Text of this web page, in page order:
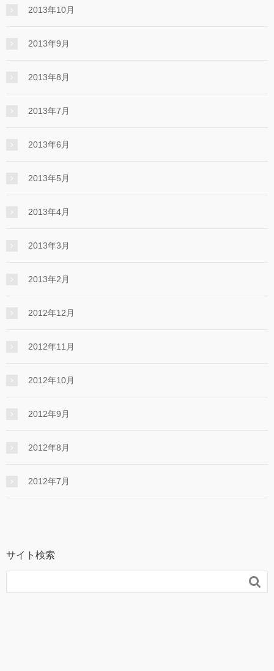
2013年10月
2013年9月
2013年8月
2013年7月
2013年6月
2013年5月
2013年4月
2013年3月
2013年2月
2012年12月
2012年11月
2012年10月
2012年9月
2012年8月
2012年7月
サイト検索
